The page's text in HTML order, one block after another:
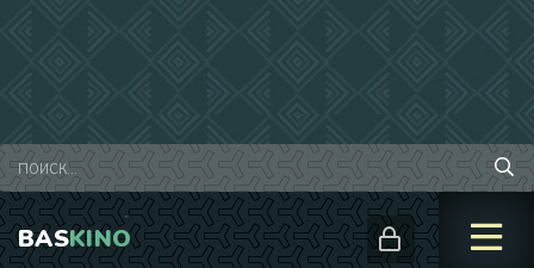
BASKINO